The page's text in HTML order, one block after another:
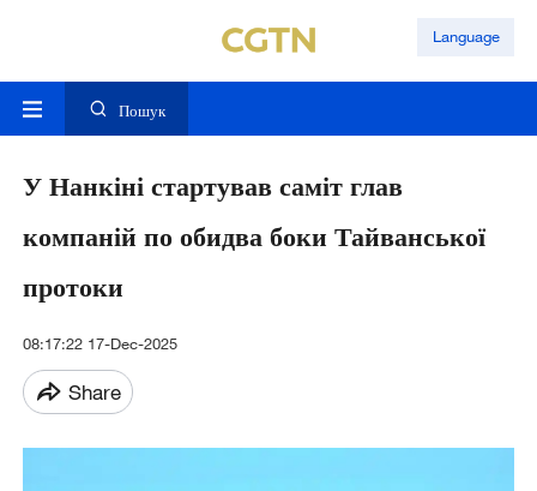
Language
Пошук
У Нанкіні стартував саміт глав
компаній по обидва боки Тайванської
протоки
08:17:22 17-Dec-2025
Share